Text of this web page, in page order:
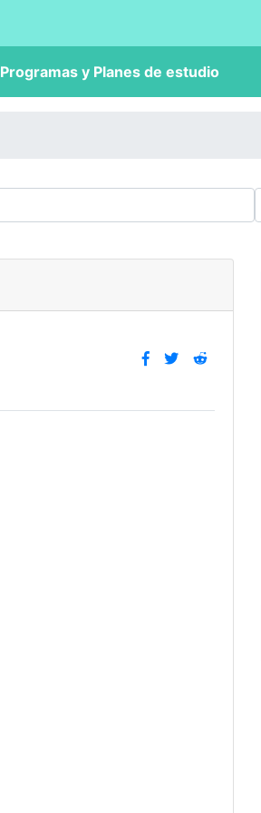
Programas y Planes de estudio